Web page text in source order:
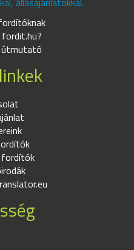
útmutató
fordítók